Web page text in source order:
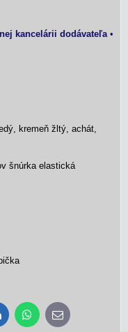
kancelárii dodávateľa•
kremeň žltý, achát,
šnúrka elastická
WhatsApp
E-
mail